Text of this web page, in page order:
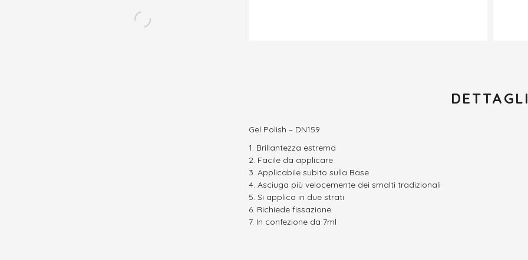
Gel Polish – DN159
Brillantezza estrema
Facile da applicare
Applicabile subito sulla Base
Asciuga più velocemente dei smalti tradizionali
Si applica in due strati
Richiede fissazione.
In confezione da 7ml